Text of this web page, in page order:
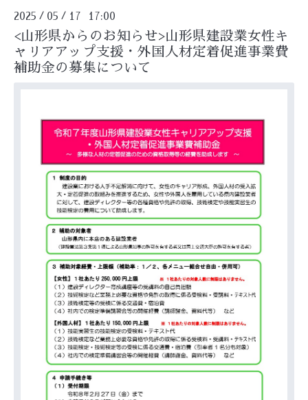
2025 / 05 / 17 17:00
<山形県からのお知らせ>山形県建設業女性キ
ャリアアップ支援・外国人材定着促進事業費
補助金の募集について